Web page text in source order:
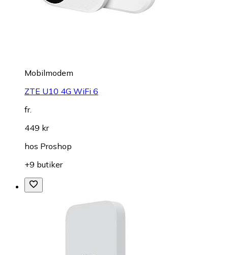
Mobilmodem
ZTE U10 4G WiFi 6
fr.
449 kr
hos Proshop
+9 butiker